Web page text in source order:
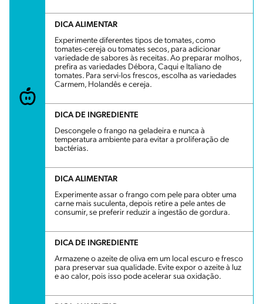
DICA ALIMENTAR
Experimente diferentes tipos de tomates, como
tomates-cereja ou tomates secos, para adicionar
variedade de sabores às receitas. Ao preparar molhos,
prefira as variedades Débora, Caqui e Italiano de
tomates. Para servi-los frescos, escolha as variedades
Carmem, Holandês e cereja.
DICA DE INGREDIENTE
Descongele o frango na geladeira e nunca à
temperatura ambiente para evitar a proliferação de
bactérias.
DICA ALIMENTAR
Experimente assar o frango com pele para obter uma
carne mais suculenta, depois retire a pele antes de
consumir, se preferir reduzir a ingestão de gordura.
DICA DE INGREDIENTE
Armazene o azeite de oliva em um local escuro e fresco
para preservar sua qualidade. Evite expor o azeite à luz
e ao calor, pois isso pode acelerar sua oxidação.